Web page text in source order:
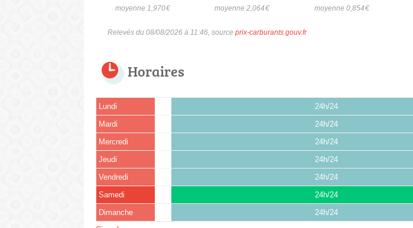
moyenne 1,970€ moyenne 2,064€ moyenne 0,854€
Relevés du 08/08/2026 à 11:46, source prix-carburants.gouv.fr
Horaires
Lundi 24h/24
Mardi 24h/24
Mercredi 24h/24
Jeudi 24h/24
Vendredi 24h/24
Samedi 24h/24
Dimanche 24h/24